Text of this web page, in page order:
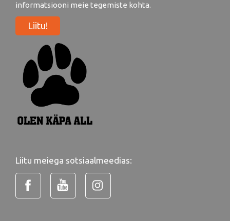
informatsiooni meie tegemiste kohta.
Liitu!
Liitu meiega sotsiaalmeedias: